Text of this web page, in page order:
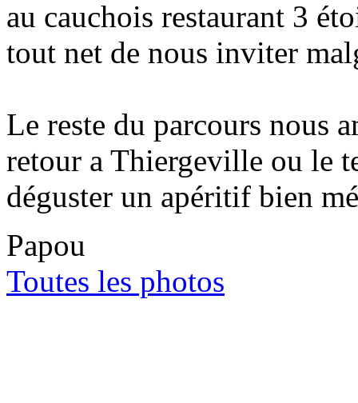
au cauchois restaurant 3
tout net de nous inviter
Le reste du parcours nous
retour a Thiergeville ou le
déguster un apéritif bien
Papou
Toutes les photos